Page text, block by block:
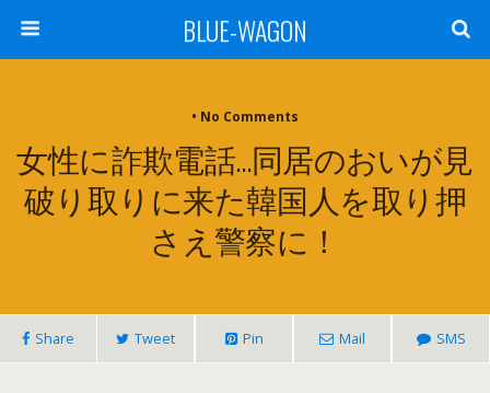
BLUE-WAGON
• No Comments
女性に詐欺電話…同居のおいが見
破り取りに来た韓国人を取り押
さえ警察に！
Share Tweet Pin Mail SMS